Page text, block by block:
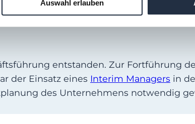
Auswahl erlauben
entstanden. Zur Fortführung
der Einsatz eines Interim Managers in
des Unternehmens notwendig